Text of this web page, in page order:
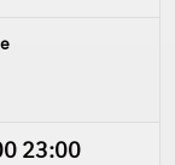
23:00